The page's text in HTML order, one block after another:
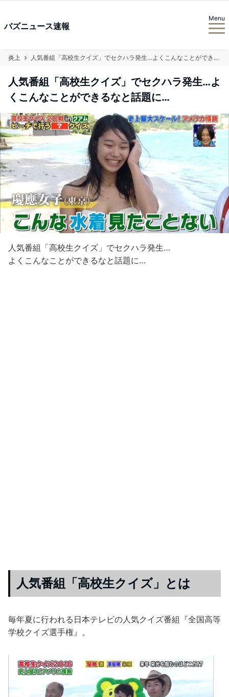
バズニュース速報
Menu
炎上 人気番組「高校生クイズ」でセクハラ発生…よくこんなことができるなと話題に…
人気番組「高校生クイズ」でセクハラ発生…よ
くこんなことができるなと話題に…
人気番組「高校生クイズ」でセクハラ発生…
よくこんなことができるなと話題に…
人気番組「高校生クイズ」とは
毎年夏に行われる日本テレビの人気クイズ番組『全国高等
学校クイズ選手権』。